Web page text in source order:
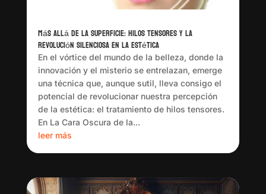
Más Allá de la Superficie: Hilos Tensores y la
Revolución Silenciosa en la Estética
En el vórtice del mundo de la belleza, donde la
innovación y el misterio se entrelazan, emerge
una técnica que, aunque sutil, lleva consigo el
potencial de revolucionar nuestra percepción
de la estética: el tratamiento de hilos tensores.
En La Cara Oscura de la...
leer más